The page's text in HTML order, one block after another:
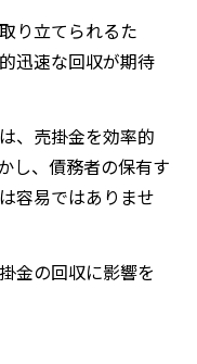
り立てられるた
迅速な回収が期待
、売掛金を効率的
し、債務者の保有す
容易ではありませ
金の回収に影響を